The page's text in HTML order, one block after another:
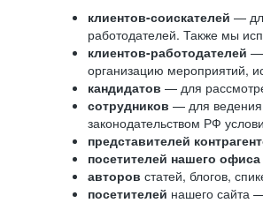
клиентов-соискателей —
работодателей. Также мы
клиентов-работодателей —
организацию мероприятий,
кандидатов — для
сотрудников — для ведения
законодательством РФ
представителей
посетителей нашего офиса
авторов статей, блогов,
посетителей нашего сайта